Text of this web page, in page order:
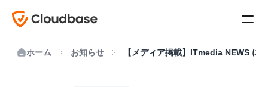
ホーム お知らせ 【メディア掲載】ITmedia NEWS に